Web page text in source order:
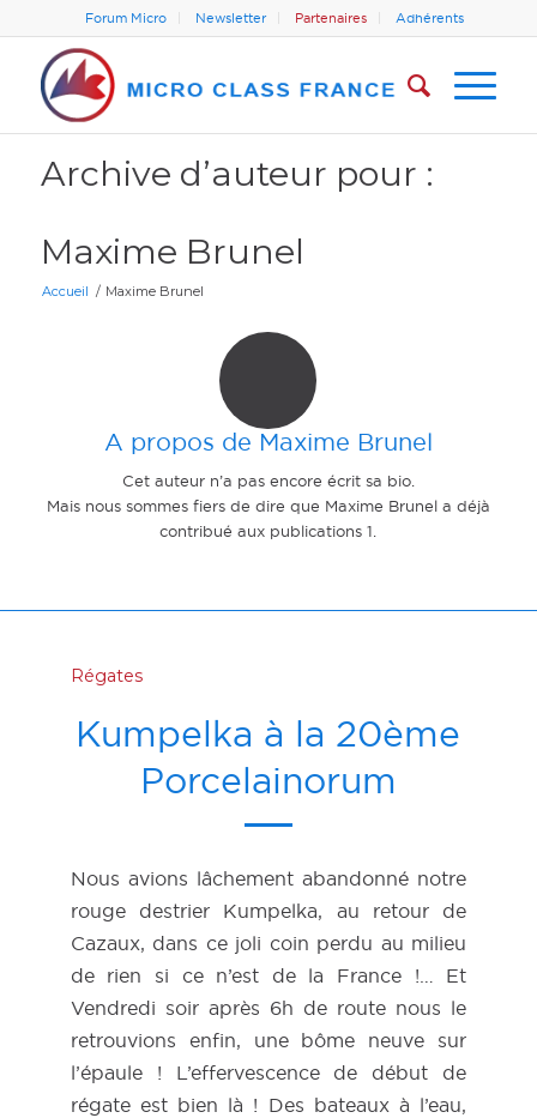
Forum Micro Newsletter Partenaires Adhérents
Archive d’auteur pour :
Maxime Brunel
Accueil / Maxime Brunel
A propos de Maxime Brunel
Cet auteur n’a pas encore écrit sa bio.
Mais nous sommes fiers de dire que Maxime Brunel a déjà
contribué aux publications 1.
Régates
Kumpelka à la 20ème
Porcelainorum
Nous avions lâchement abandonné notre
rouge destrier Kumpelka, au retour de
Cazaux, dans ce joli coin perdu au milieu
de rien si ce n’est de la France !… Et
Vendredi soir après 6h de route nous le
retrouvions enfin, une bôme neuve sur
l’épaule ! L’effervescence de début de
régate est bien là ! Des bateaux à l’eau,